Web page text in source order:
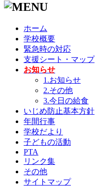
ホーム
学校概要
緊急時の対応
支援シート・マップ
お知らせ
1.お知らせ
2.その他
3.今日の給食
いじめ防止基本方針
年間行事
学校だより
子どもの活動
PTA
リンク集
その他
サイトマップ